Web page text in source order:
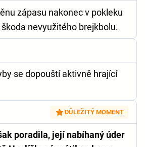
zápasu nakonec v pokleku
nevyužitého brejkbolu.
se dopouští aktivně hrající
DŮLEŽITÝ MOMENT
poradila, její nabíhaný úder